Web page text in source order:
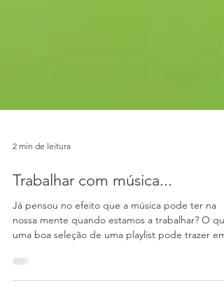
2 min de leitura
Trabalhar com música...
Já pensou no efeito que a música pode ter na
uma boa seleção de uma playlist pode trazer